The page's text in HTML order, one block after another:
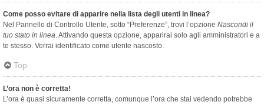
Come posso evitare di apparire nella lista degli utenti in linea?
Nel Pannello di Controllo Utente, sotto “Preferenze”, trovi l’opzione Nascondi il
tuo stato in linea. Attivando questa opzione, apparirai solo agli amministratori e a
te stesso. Verrai identificato come utente nascosto.
Top
L’ora non è corretta!
L’ora è quasi sicuramente corretta, comunque l’ora che stai vedendo potrebbe